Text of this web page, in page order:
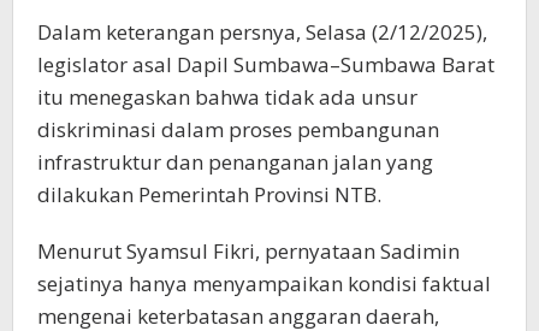
Dalam keterangan persnya, Selasa (2/12/2025),
legislator asal Dapil Sumbawa–Sumbawa Barat
itu menegaskan bahwa tidak ada unsur
diskriminasi dalam proses pembangunan
infrastruktur dan penanganan jalan yang
dilakukan Pemerintah Provinsi NTB.
Menurut Syamsul Fikri, pernyataan Sadimin
sejatinya hanya menyampaikan kondisi faktual
mengenai keterbatasan anggaran daerah,